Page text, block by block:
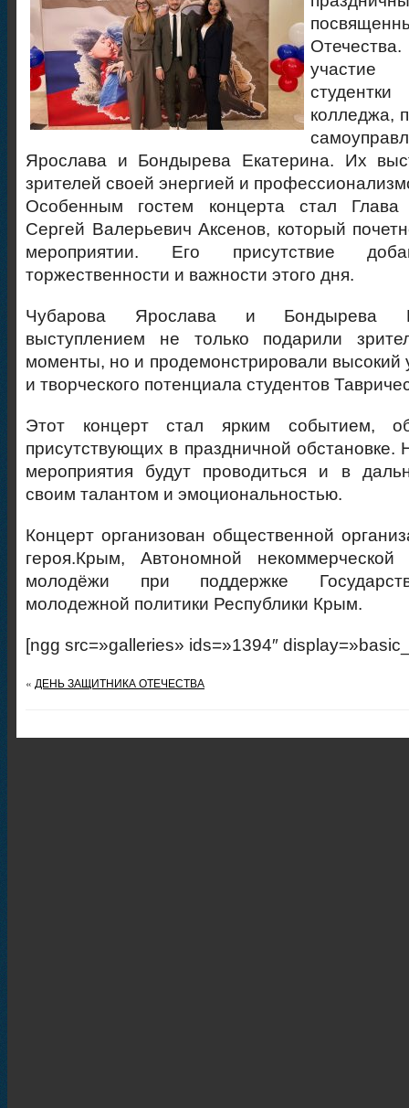
колледжа,
Ярослава и Бондырева Екатерина. Их
зрителей своей энергией и
Особенным гостем концерта стал
Сергей Валерьевич Аксенов, который
мероприятии. Его присутствие
торжественности и важности этого дня.
Чубарова Ярослава и Бондырева
выступлением не только подарили
моменты, но и продемонстрировали высокий
и творческого потенциала студентов
Этот концерт стал ярким событием,
присутствующих в праздничной обстановке.
мероприятия будут проводиться и в
своим талантом и эмоциональностью.
Концерт организован общественной
героя.Крым, Автономной
молодёжи при поддержке
молодежной политики Республики Крым.
[ngg src=»galleries» ids=»1394″
« ДЕНЬ ЗАЩИТНИКА ОТЕЧЕСТВА